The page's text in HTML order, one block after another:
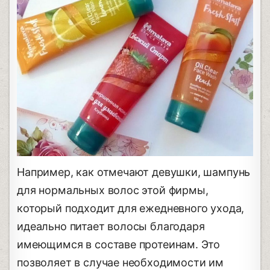
Например, как отмечают девушки, шампунь
для нормальных волос этой фирмы,
который подходит для ежедневного ухода,
идеально питает волосы благодаря
имеющимся в составе протеинам. Это
позволяет в случае необходимости им